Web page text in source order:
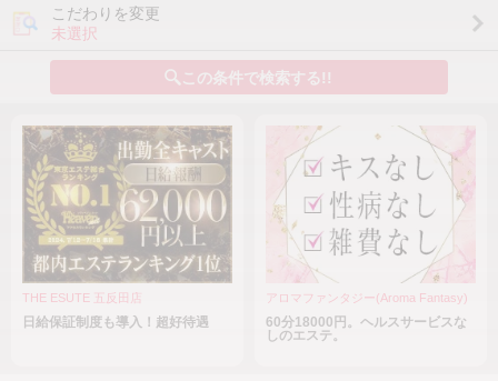
こだわりを変更
未選択
この条件で検索する!!
THE ESUTE 五反田店
日給保証制度も導入！超好待遇
アロマファンタジー(Aroma Fantasy)
60分18000円。ヘルスサービスな
しのエステ。